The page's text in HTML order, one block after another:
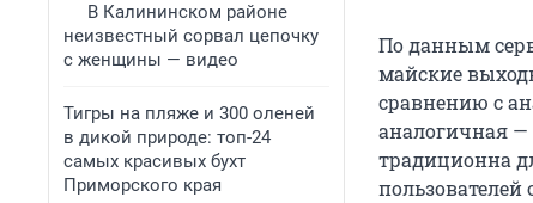
В Калининском районе
неизвестный сорвал цепочку
с женщины — видео
Тигры на пляже и 300 оленей
в дикой природе: топ-24
самых красивых бухт
Приморского края
По данным
майские
сравнению с
аналогичная —
традиционна